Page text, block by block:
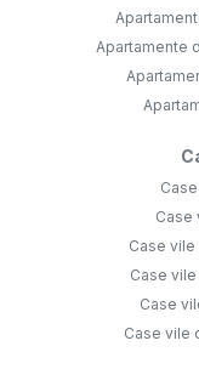
Apartamente
Case
Case vile
Case
Case
Case vile